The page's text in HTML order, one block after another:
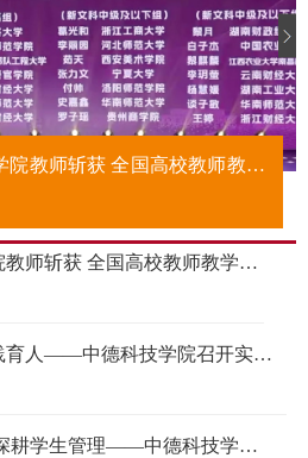
院教师斩获 全国高校教师教学
史性突破
重磅喜讯！中德科技学院教师斩获 全国高校教师教学创新大赛二等奖，实现历史性突破
筑牢安全底线，深耕实践育人——中德科技学院召开实习实训系列动员大会
学思榜样育人智慧 聚力深耕学生管理——中德科技学院召开学生工作案例研讨与学期工作复盘会